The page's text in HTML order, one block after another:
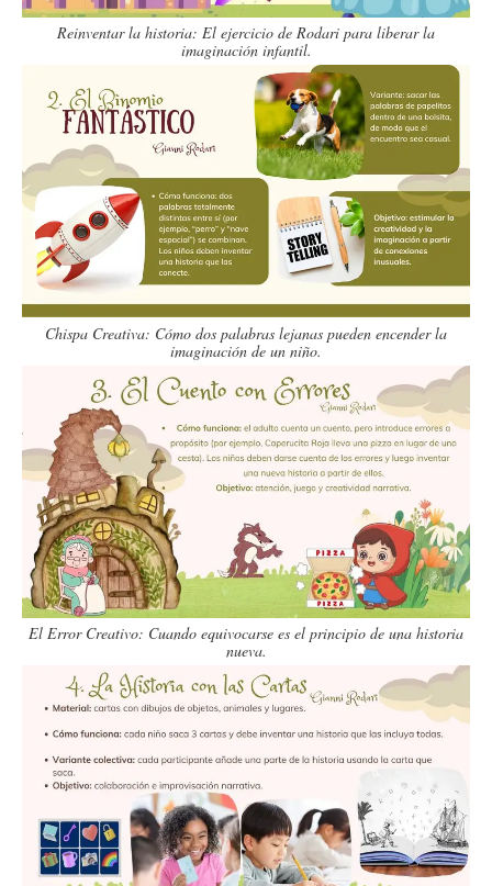
Reinventar la historia: El ejercicio de Rodari para liberar la
imaginación infantil.
Chispa Creativa: Cómo dos palabras lejanas pueden encender la
imaginación de un niño.
El Error Creativo: Cuando equivocarse es el principio de una historia
nueva.